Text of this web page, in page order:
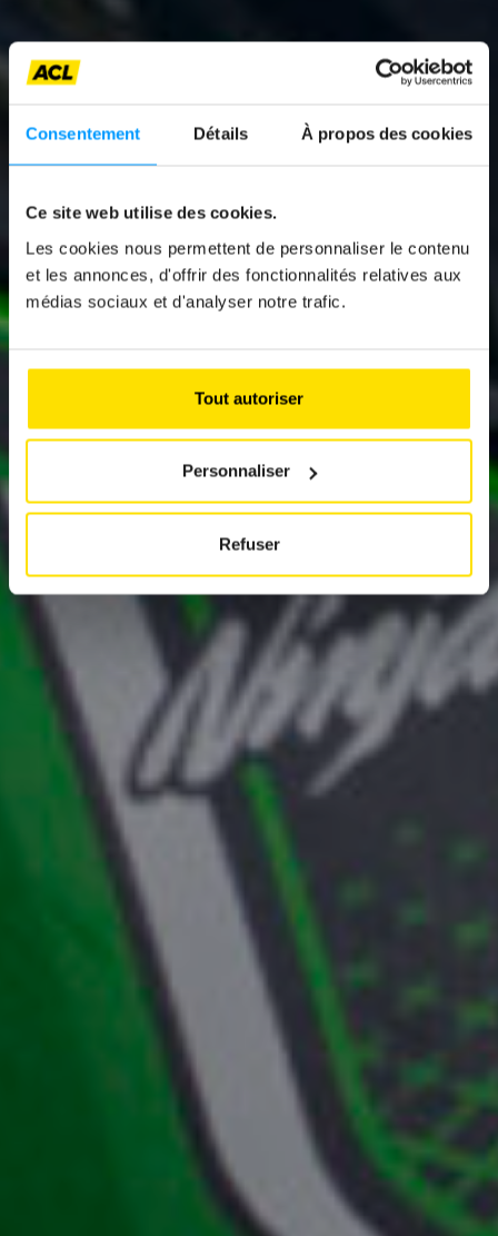
Consentement Détails À propos des cookies
Ce site web utilise des cookies.
Les cookies nous permettent de personnaliser le contenu
et les annonces, d'offrir des fonctionnalités relatives aux
médias sociaux et d'analyser notre trafic.
Tout autoriser
Personnaliser
Refuser
News
KAWASAKI NINJA SX
1100 SE (2026)
Sport Meets Touring